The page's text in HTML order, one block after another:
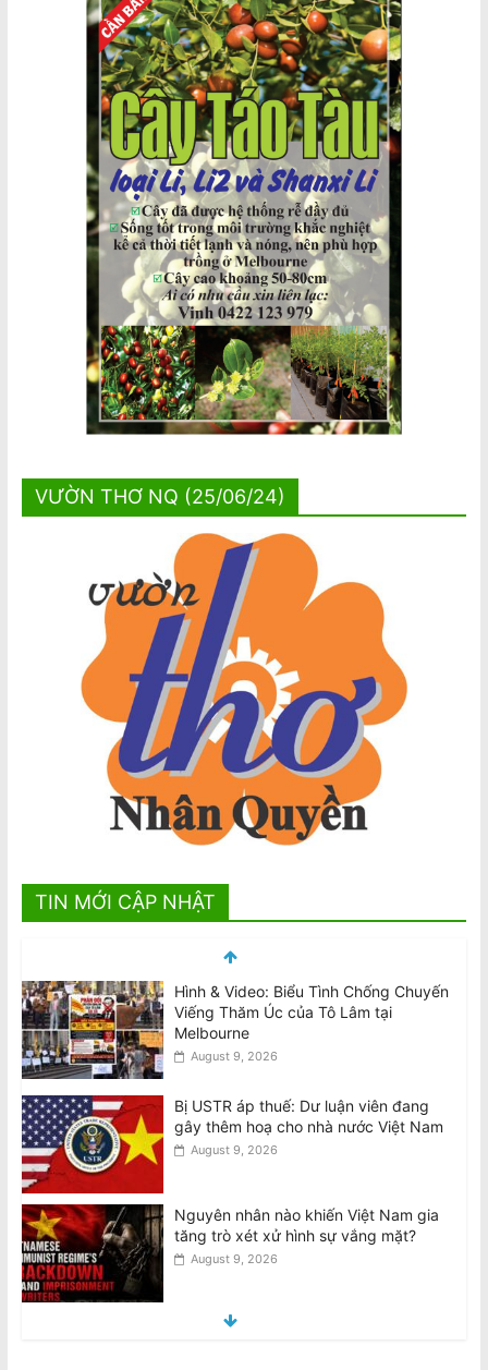
VƯỜN THƠ NQ (25/06/24)
TIN MỚI CẬP NHẬT
Hình & Video: Biểu Tình Chống Chuyến
Viếng Thăm Úc của Tô Lâm tại
Melbourne
August 9, 2026
Bị USTR áp thuế: Dư luận viên đang
gây thêm hoạ cho nhà nước Việt Nam
August 9, 2026
Nguyên nhân nào khiến Việt Nam gia
tăng trò xét xử hình sự vắng mặt?
August 9, 2026
Đại Hội Khoáng Đại trao đổi về những